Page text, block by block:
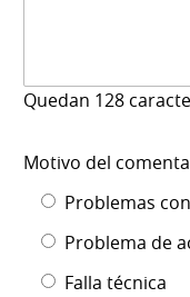
Quedan 128
Motivo del
Problemas
Problema de
Falla técnica